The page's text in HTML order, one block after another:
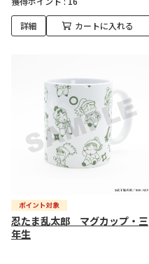
詳細 カートに入れる
忍たま乱太郎 マグカップ・三
年生